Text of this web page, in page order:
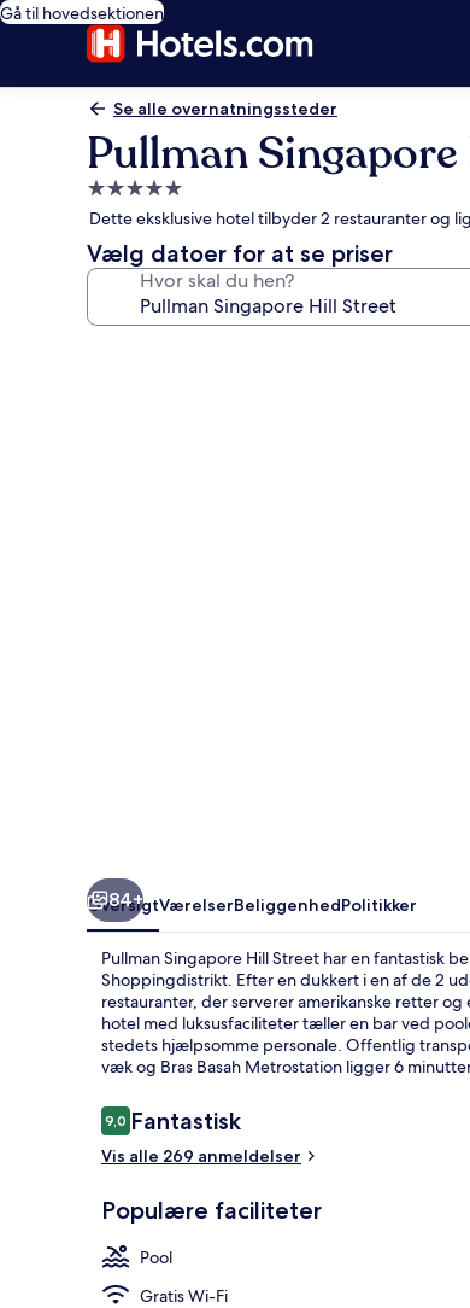
Gå til hovedsektionen
Se alle overnatningssteder
Pullman
5.0-
stjernet
overnatningssted
Dette eksklusive hotel tilbyder 2 restauranter og
Vælg datoer for at se priser
Hvor skal du hen?
84+
OversigtVærelserBeliggenhedPolitikker
Pullman Singapore Hill Street har en fantastisk
Shoppingdistrikt. Efter en dukkert i en af de 2
restauranter, der serverer amerikanske retter
hotel med luksusfaciliteter tæller en bar ved
stedets hjælpsomme personale. Offentlig
væk og Bras Basah Metrostation ligger 6
Anmeldelser
9,09,0 ud af 10.
Fantastisk
Vis alle 269 anmeldelser
Populære faciliteter
Pool
Gratis Wi-Fi